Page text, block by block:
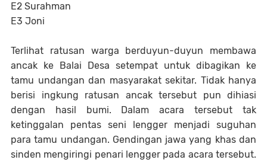
E2 Surahman
E3 Joni
Terlihat ratusan warga berduyun-duyun membawa
ancak ke Balai Desa setempat untuk dibagikan ke
tamu undangan dan masyarakat sekitar. Tidak hanya
berisi ingkung ratusan ancak tersebut pun dihiasi
dengan hasil bumi. Dalam acara tersebut tak
ketinggalan pentas seni lengger menjadi suguhan
para tamu undangan. Gendingan jawa yang khas dan
sinden mengiringi penari lengger pada acara tersebut.